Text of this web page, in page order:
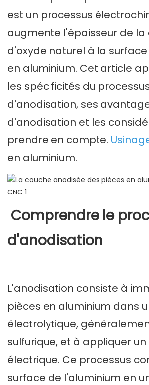
est un processus
augmente l'épaisseur de la
d'oxyde naturel à la
en aluminium. Cet article
les spécificités du processus
d'anodisation, ses
d'anodisation et les
prendre en compte.
en aluminium.
Comprendre le
d'anodisation
L'anodisation consiste à
pièces en aluminium dans
électrolytique,
sulfurique, et à appliquer
électrique. Ce processus
surface de l'aluminium en